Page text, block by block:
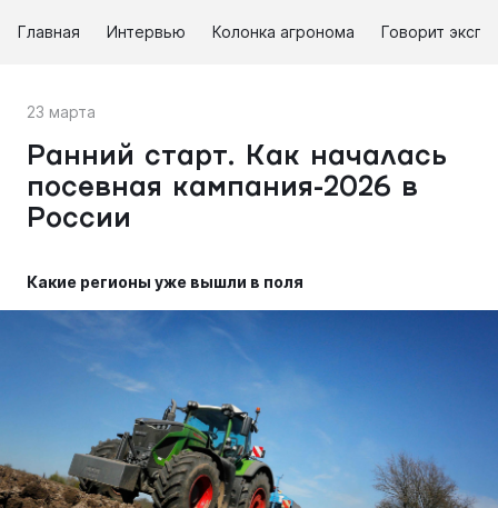
Главная Интервью Колонка агронома Говорит
23 марта
Ранний старт. Как началась
посевная кампания-2026 в
России
Какие регионы уже вышли в поля